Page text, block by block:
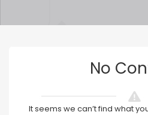
No
It seems we can’t find what